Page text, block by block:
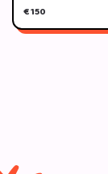
€ 150